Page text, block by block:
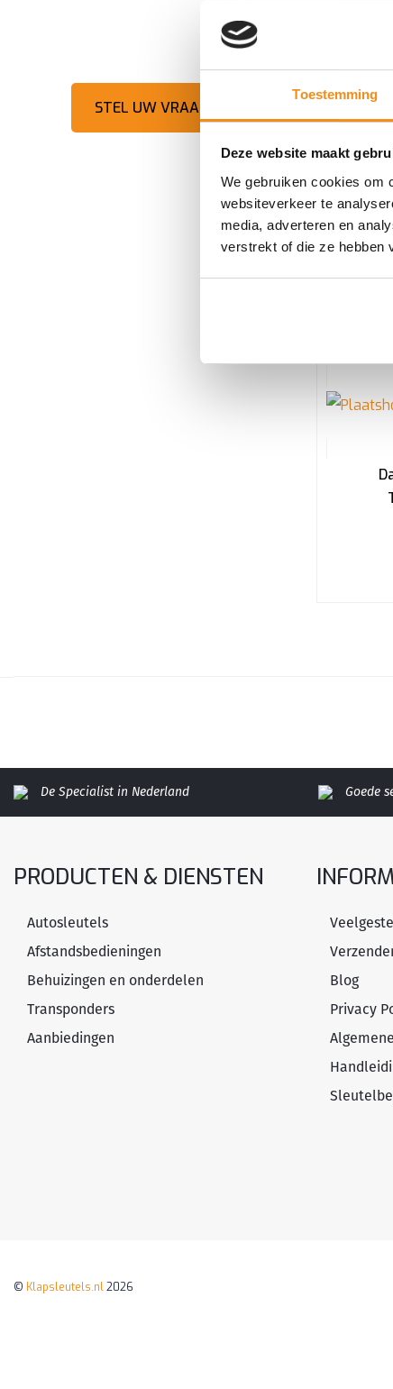
Toestemming
Deze website maakt
We gebruiken cookies om
websiteverkeer te
media, adverteren en
verstrekt of die ze hebben
HULP NODIG?
STEL UW VRAAG
De Specialist in Nederland Goede
PRODUCTEN & DIENSTEN
Autosleutels
Afstandsbedieningen
Behuizingen en onderdelen
Transponders
Aanbiedingen
Blog
Privacy
© Klapsleutels.nl2026